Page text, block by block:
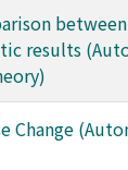
results
Change